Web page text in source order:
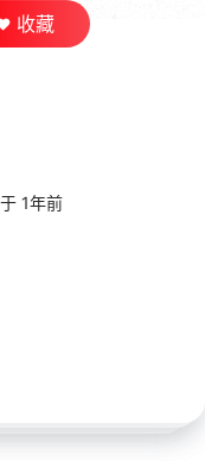
收藏
1年前